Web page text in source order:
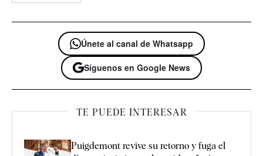
Únete al canal de Whatsapp
Síguenos en Google News
TE PUEDE INTERESAR
Puigdemont revive su retorno y fuga el